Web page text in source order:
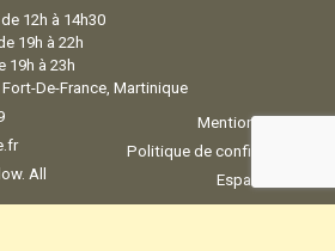
12h à 14h30
19h à 22h
19h à 23h
Fort-De-France, Martinique
All
Mentions légales
Politique de confidentialité
Espace Admin